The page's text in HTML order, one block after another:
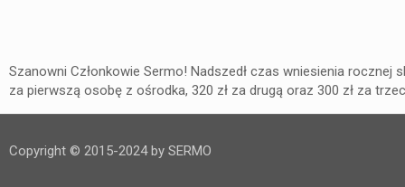
Szanowni Członkowie Sermo! Nadszedł czas wniesienia rocznej
za pierwszą osobę z ośrodka, 320 zł za drugą oraz 300 zł za
Copyright © 2015-2024 by SERMO